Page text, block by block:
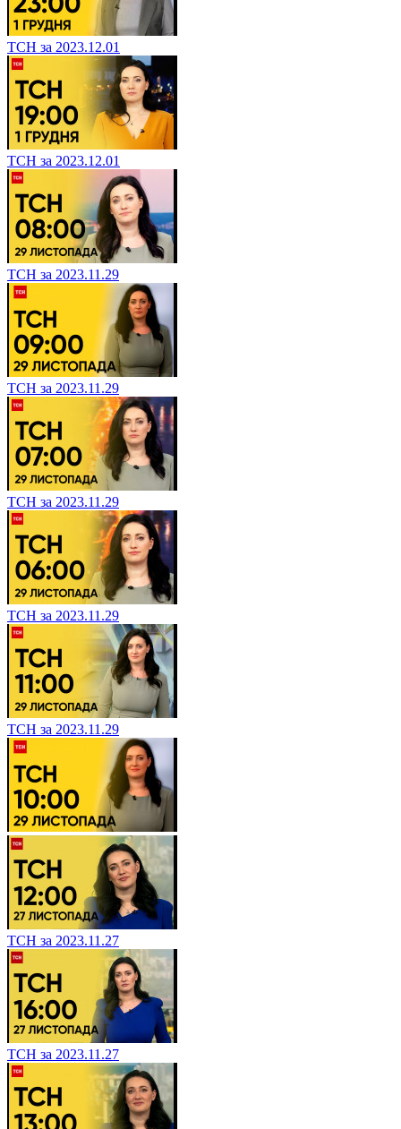
ТСН за 2023.12.01
ТСН за 2023.12.01
ТСН за 2023.11.29
ТСН за 2023.11.29
ТСН за 2023.11.29
ТСН за 2023.11.29
ТСН за 2023.11.29
ТСН за 2023.11.27
ТСН за 2023.11.27